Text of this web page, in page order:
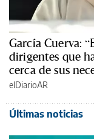
García Cuerva:
dirigentes que
cerca de sus
elDiarioAR
Últimas noticias